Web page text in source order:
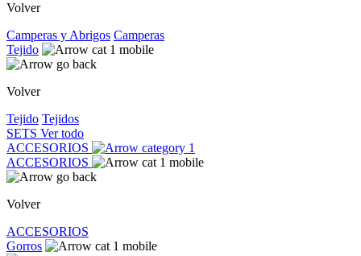
Volver
Camperas y Abrigos Camperas
Tejido
Volver
Tejido Tejidos
SETS Ver todo
ACCESORIOS
ACCESORIOS
Volver
ACCESORIOS
Gorros